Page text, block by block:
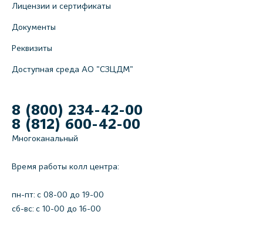
Лицензии и сертификаты
Документы
Реквизиты
Доступная среда АО "СЗЦДМ"
8 (800) 234-42-00
8 (812) 600-42-00
Многоканальный
Время работы колл центра:
пн-пт: c 08-00 до 19-00
сб-вс: с 10-00 до 16-00